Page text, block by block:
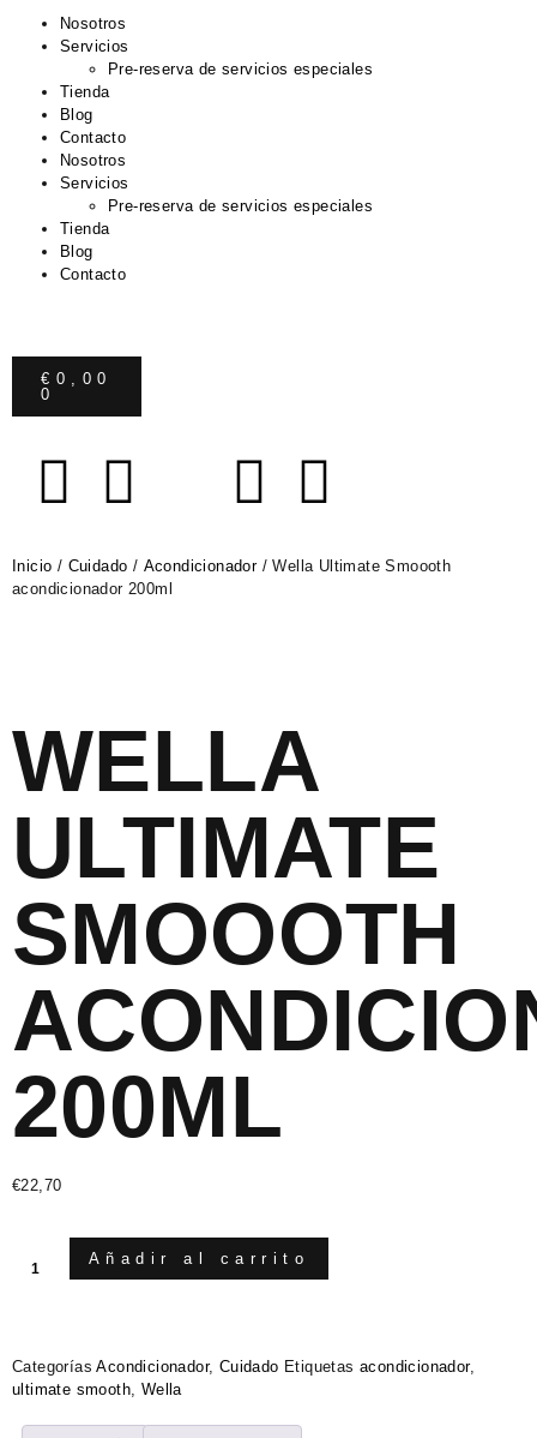
Nosotros
Servicios
Pre-reserva de servicios especiales
Tienda
Blog
Contacto
Nosotros
Servicios
Pre-reserva de servicios especiales
Tienda
Blog
Contacto
€ 0,00
0
Inicio / Cuidado / Acondicionador/ Wella Ultimate Smoooth
acondicionador 200ml
WELLA
ULTIMATE
SMOOOTH
200ML
€22,70
Añadir al carrito
Categorías Acondicionador, Cuidado Etiquetas acondicionador,
ultimate smooth, Wella